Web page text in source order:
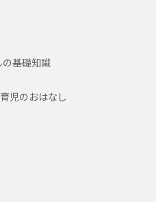
基礎知識
児のおはなし